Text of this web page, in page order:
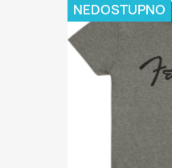
NEDOSTUPNO